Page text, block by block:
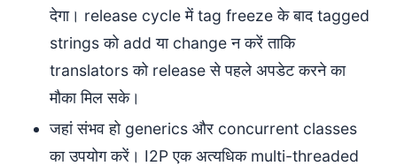
देगा। release cycle में tag freeze के बाद tagged
strings को add या change न करें ताकि
translators को release से पहले अपडेट करने का
मौका मिल सके।
जहां संभव हो generics और concurrent classes
का उपयोग करें। I2P एक अत्यधिक multi-threaded